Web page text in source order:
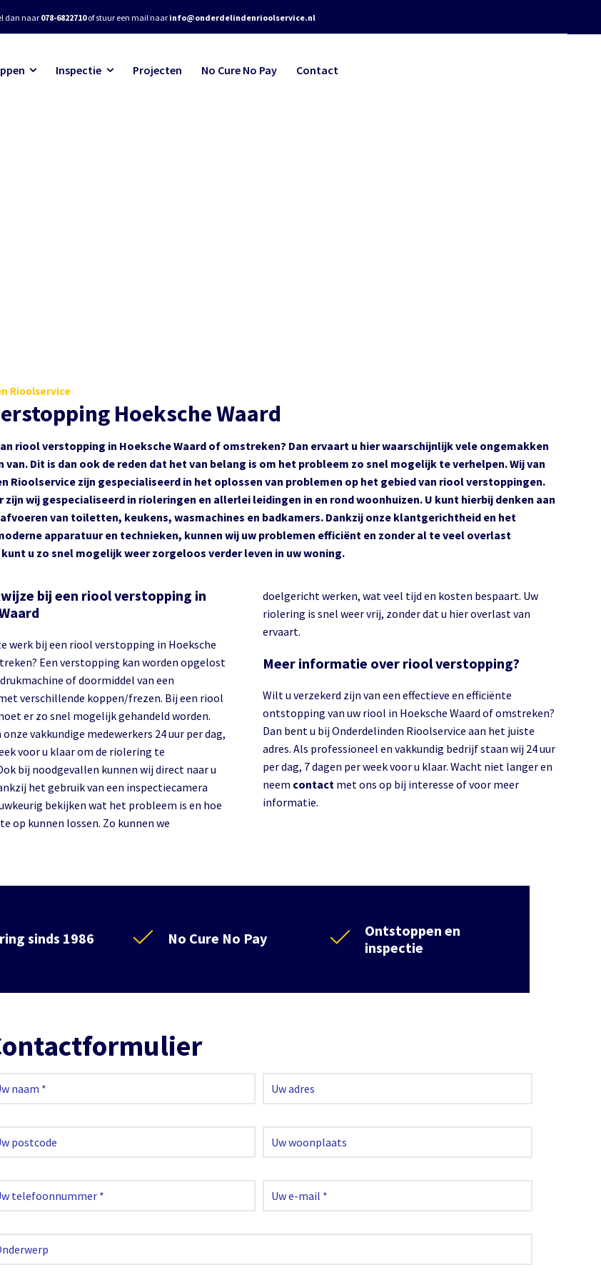
dan naar 078-6822710of stuur een mail naar info@onderdelindenrioolservice.nl
Inspectie Projecten No Cure No Pay Contact
Rioolservice
Hoeksche Waard
riool verstopping in Hoeksche Waard of omstreken? Dan ervaart u hier waarschijnlijk vele ongemakken
van. Dit is dan ook de reden dat het van belang is om het probleem zo snel mogelijk te verhelpen. Wij van
Rioolservice zijn gespecialiseerd in het oplossen van problemen op het gebied van riool verstoppingen.
zijn wij gespecialiseerd in rioleringen en allerlei leidingen in en rond woonhuizen. U kunt hierbij denken aan
van toiletten, keukens, wasmachines en badkamers. Dankzij onze klantgerichtheid en het
apparatuur en technieken, kunnen wij uw problemen efficiënt en zonder al te veel overlast
u zo snel mogelijk weer zorgeloos verder leven in uw woning.
bij een riool verstopping in
werk bij een riool verstopping in Hoeksche
Een verstopping kan worden opgelost
of doormiddel van een
verschillende koppen/frezen. Bij een riool
er zo snel mogelijk gehandeld worden.
vakkundige medewerkers 24 uur per dag,
voor u klaar om de riolering te
bij noodgevallen kunnen wij direct naar u
het gebruik van een inspectiecamera
bekijken wat het probleem is en hoe
op kunnen lossen. Zo kunnen we
doelgericht werken, wat veel tijd en kosten bespaart. Uw
riolering is snel weer vrij, zonder dat u hier overlast van
ervaart.
Meer informatie over riool verstopping?
Wilt u verzekerd zijn van een effectieve en efficiënte
ontstopping van uw riool in Hoeksche Waard of omstreken?
Dan bent u bij Onderdelinden Rioolservice aan het juiste
adres. Als professioneel en vakkundig bedrijf staan wij 24 uur
per dag, 7 dagen per week voor u klaar. Wacht niet langer en
neem contact met ons op bij interesse of voor meer
informatie.
sinds 1986 No Cure No Pay
Ontstoppen en
inspectie